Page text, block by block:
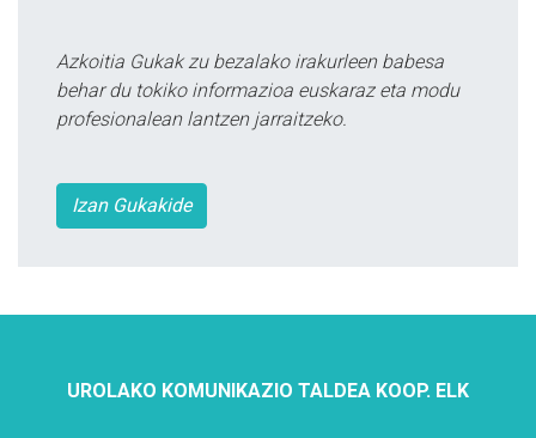
Azkoitia Gukak zu bezalako irakurleen babesa
behar du tokiko informazioa euskaraz eta modu
profesionalean lantzen jarraitzeko.
Izan Gukakide
UROLAKO KOMUNIKAZIO TALDEA KOOP. ELK